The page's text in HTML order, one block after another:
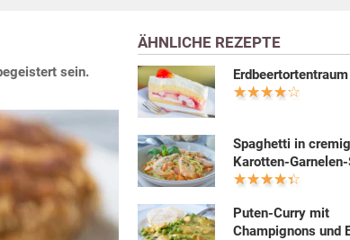
sein.
ÄHNLICHE REZEPTE
Erdbeertortentraum
Spaghetti in
Karotten-
Puten-Curry mit
Champignons und